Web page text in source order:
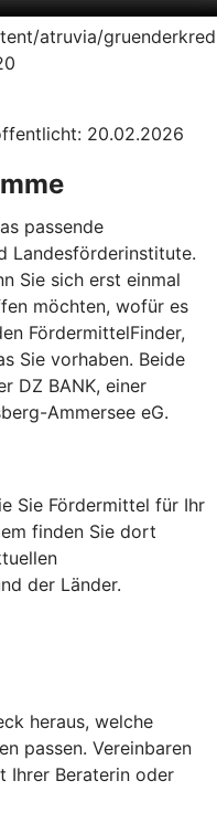
atruvia/
20.02.2026
passende
Landesförderinstitute.
Sie sich erst einmal
möchten, wofür es
FördermittelFinder,
Sie vorhaben. Beide
DZ BANK, einer
Ammersee eG.
Sie Fördermittel für Ihr
finden Sie dort
der Länder.
heraus, welche
passen. Vereinbaren
Ihrer Beraterin oder